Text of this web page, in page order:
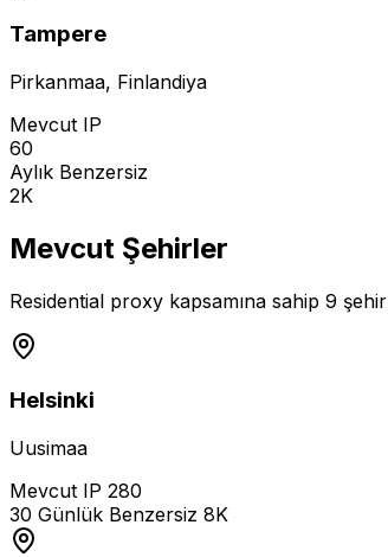
Tampere
Pirkanmaa, Finlandiya
Mevcut IP
60
Aylık Benzersiz
2K
Mevcut Şehirler
Residential proxy kapsamına sahip 9 şehir
Helsinki
Uusimaa
Mevcut IP 280
30 Günlük Benzersiz 8K